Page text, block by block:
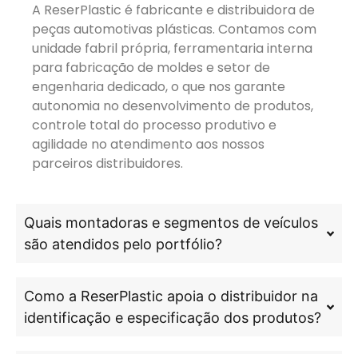
A ReserPlastic é fabricante e distribuidora de
peças automotivas plásticas. Contamos com
unidade fabril própria, ferramentaria interna
para fabricação de moldes e setor de
engenharia dedicado, o que nos garante
autonomia no desenvolvimento de produtos,
controle total do processo produtivo e
agilidade no atendimento aos nossos
parceiros distribuidores.
Quais montadoras e segmentos de veículos
são atendidos pelo portfólio?
Como a ReserPlastic apoia o distribuidor na
identificação e especificação dos produtos?